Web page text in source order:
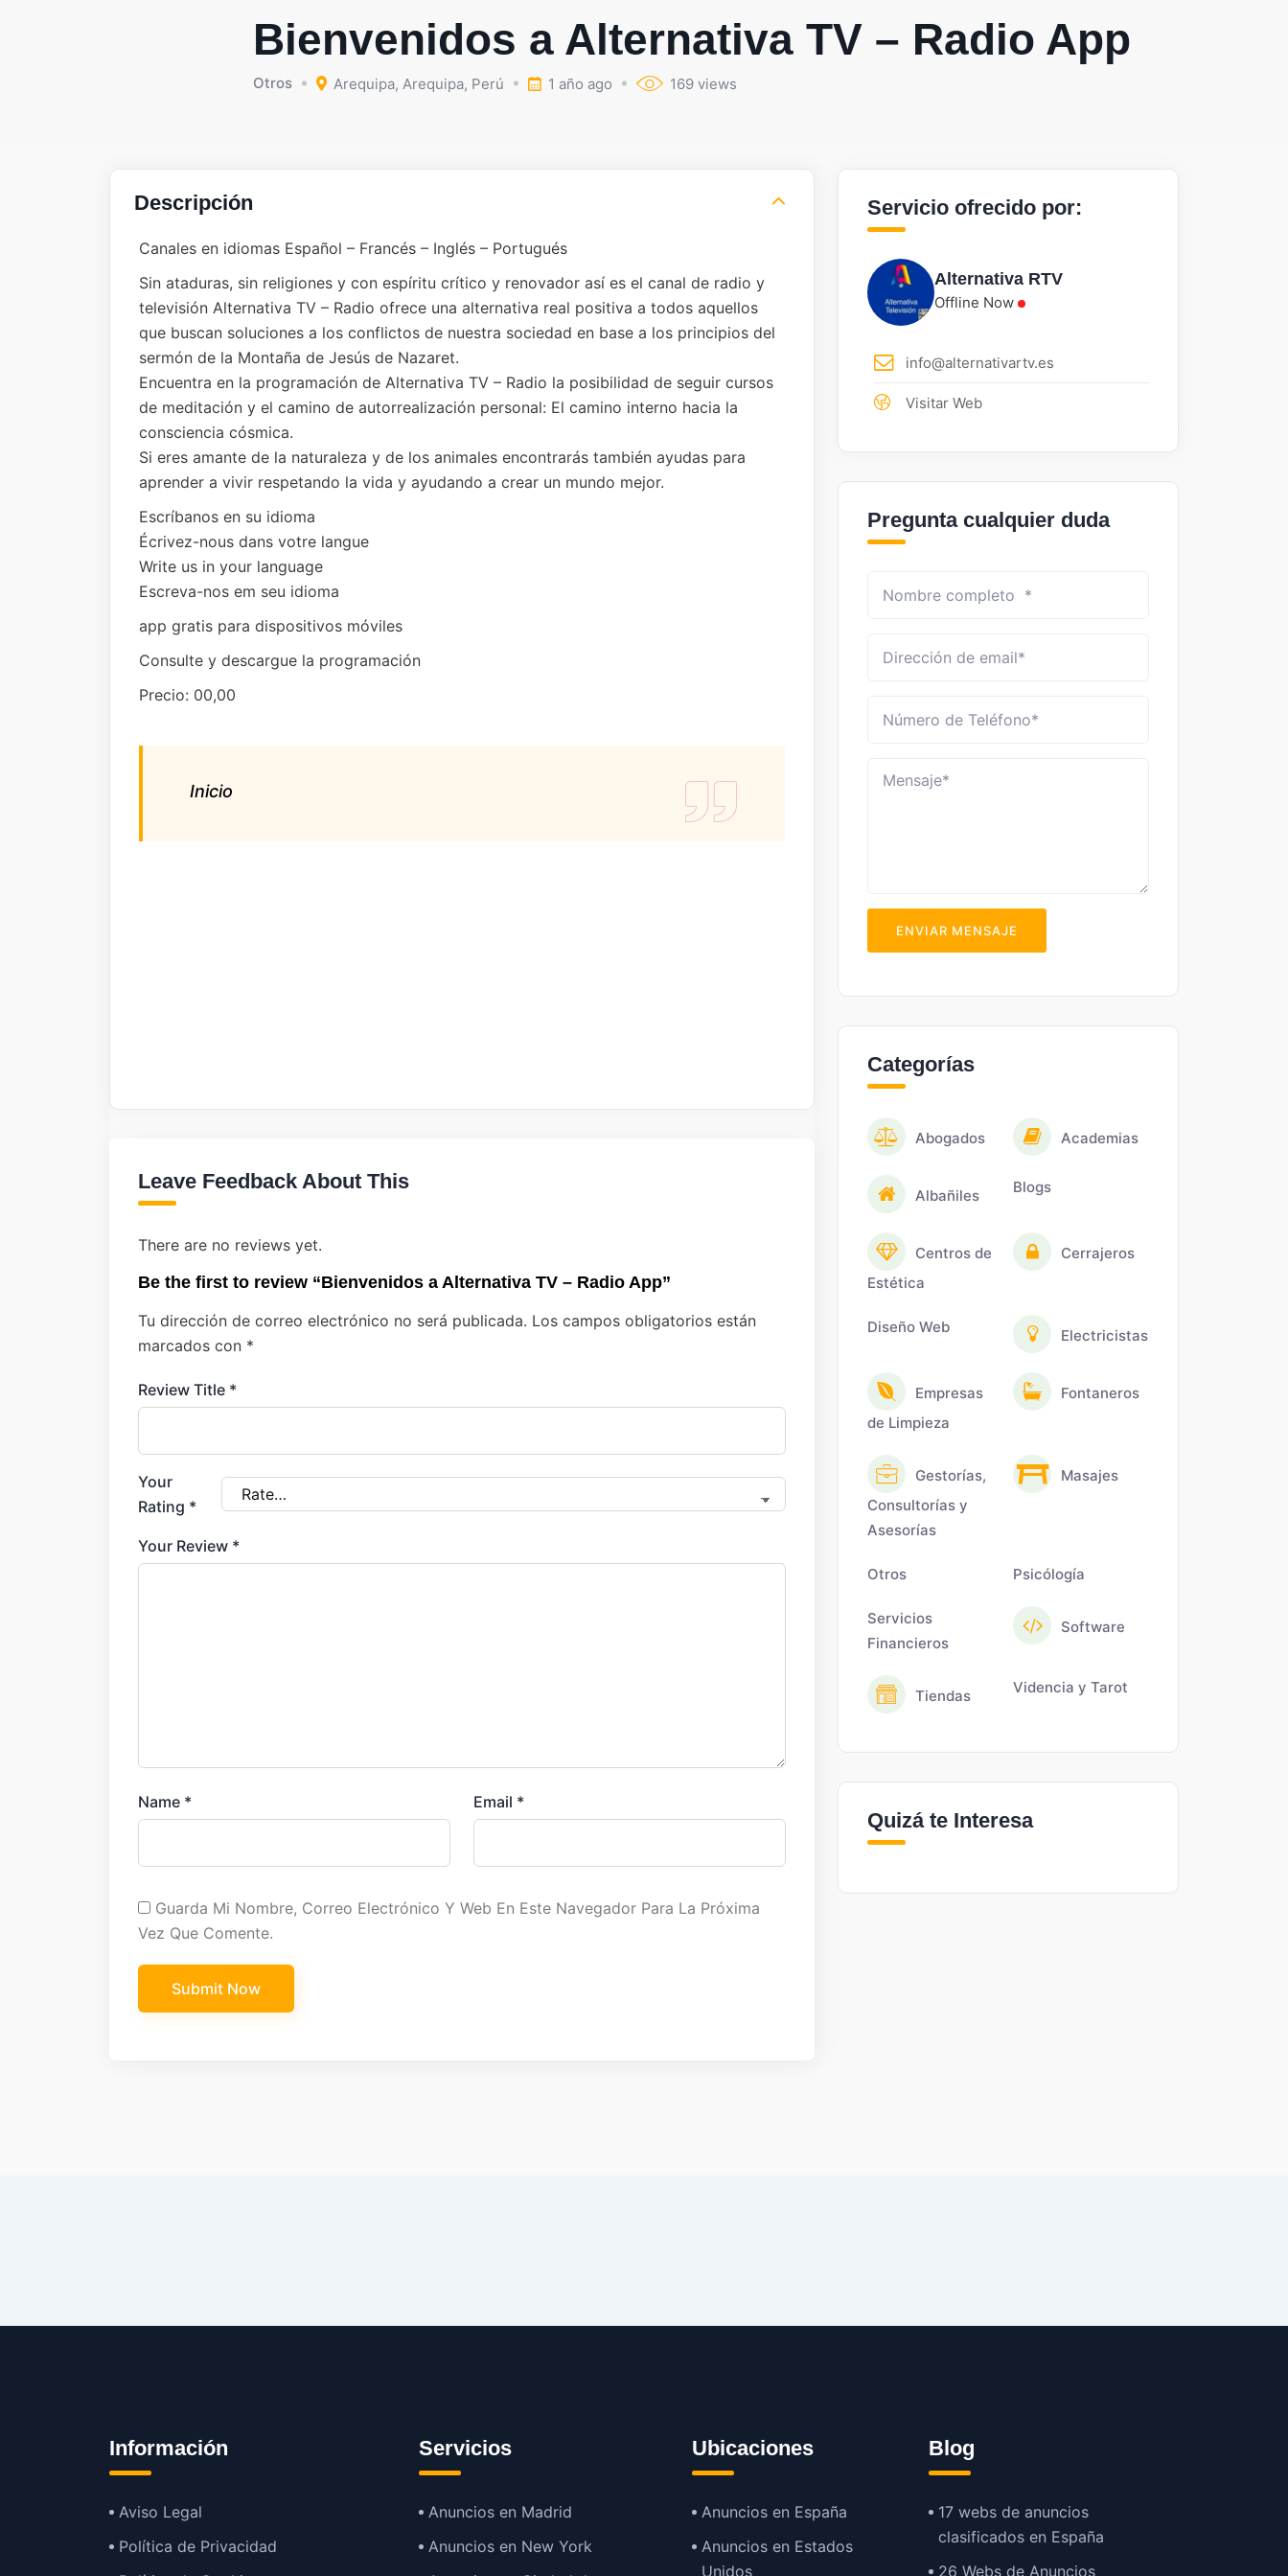
Bienvenidos a Alternativa TV – Radio App
Otros Arequipa, Arequipa, Perú 1 año ago 169 views
Descripción
Canales en idiomas Español – Francés – Inglés – Portugués
Sin ataduras, sin religiones y con espíritu crítico y renovador así es el canal de radio y
televisión Alternativa TV – Radio ofrece una alternativa real positiva a todos aquellos
que buscan soluciones a los conflictos de nuestra sociedad en base a los principios del
sermón de la Montaña de Jesús de Nazaret.
Encuentra en la programación de Alternativa TV – Radio la posibilidad de seguir cursos
de meditación y el camino de autorrealización personal: El camino interno hacia la
consciencia cósmica.
Si eres amante de la naturaleza y de los animales encontrarás también ayudas para
aprender a vivir respetando la vida y ayudando a crear un mundo mejor.
Escríbanos en su idioma
Écrivez-nous dans votre langue
Write us in your language
Escreva-nos em seu idioma
app gratis para dispositivos móviles
Consulte y descargue la programación
Precio: 00,00
Inicio
Leave Feedback About This
There are no reviews yet.
Be the first to review “Bienvenidos a Alternativa TV – Radio App”
Tu dirección de correo electrónico no será publicada. Los campos obligatorios están
marcados con *
Review Title *
Your
Rating *
Your Review *
Name * Email *
Guarda Mi Nombre, Correo Electrónico Y Web En Este Navegador Para La Próxima
Vez Que Comente.
Servicio ofrecido por:
Alternativa RTV
Offline Now
info@alternativartv.es
Visitar Web
Pregunta cualquier duda
ENVIAR MENSAJE
Categorías
Abogados Academias
Albañiles Blogs
Centros de
Estética
Cerrajeros
Diseño Web Electricistas
Empresas
de Limpieza
Fontaneros
Gestorías,
Consultorías y
Asesorías
Masajes
Otros Psicólogía
Servicios
Financieros
Software
Tiendas Videncia y Tarot
Quizá te Interesa
Información
Aviso Legal
Política de Privacidad
Servicios
Anuncios en Madrid
Anuncios en New York
Ubicaciones
Anuncios en España
Anuncios en Estados
Unidos
Blog
17 webs de anuncios
clasificados en España
26 Webs de Anuncios